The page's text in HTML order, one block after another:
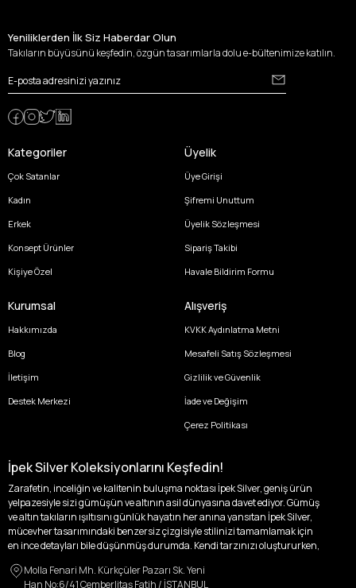
Yeniliklerden İlk Siz Haberdar Olun
Takıların büyüsünü keşfedin, özgün tasarımlarla dolu e-bültenimize katılın.
Kategoriler
Çok Satanlar
Kadın
Erkek
Konsept Ürünler
Kişiye Özel
Üyelik
Üye Girişi
Şifremi Unuttum
Üyelik Sözleşmesi
Sipariş Takibi
Havale Bildirim Formu
Kurumsal
Hakkımızda
Blog
İletişim
Destek Merkezi
Alışveriş
KVKK Aydınlatma Metni
Mesafeli Satış Sözleşmesi
Gizlilik ve Güvenlik
İade ve Değişim
Çerez Politikası
İpek Silver Koleksiyonlarını Keşfedin!
Zarafetin, inceliğin ve kalitenin buluşma noktası İpek Silver, geniş ürün
yelpazesiyle sizi gümüşün ve altının asil dünyasına davet ediyor. Gümüş
ve altın takıların ışıltısını günlük hayatın her anına yansıtan İpek Silver,
mücevher tasarımındaki benzersiz çizgisiyle stilinizi tamamlamak için
en ince detayları bile düşünmüş durumda. Kendi tarzınızı oluştururken,
özgünlüğünüzü ön plana çıkaracak tasarımlarımızla tanışın.
Molla Fenari Mh. Kürkçüler Pazarı Sk. Yeni
Han No:6/41 Çemberlitaş Fatih / İSTANBUL